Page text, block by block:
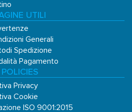
UTILI
Generali
Spedizione
Pagamento
POLICIES
Privacy
Cookie
ISO 9001:2015